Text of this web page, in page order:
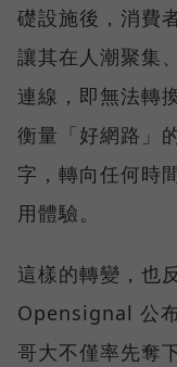
礎設施後，消費
讓其在人潮聚集
連線，即無法轉
衡量「好網路」
字，轉向任何時
用體驗。
這樣的轉變，也
Opensignal 公
哥大不僅率先奪